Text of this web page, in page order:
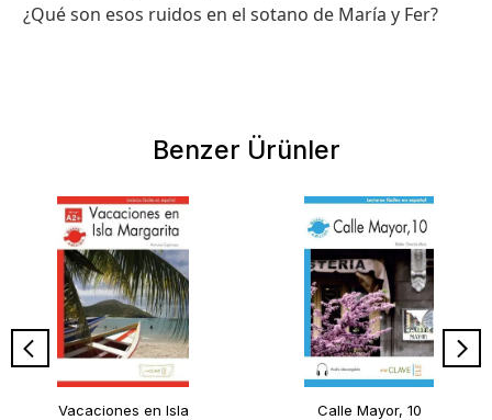
¿Qué son esos ruidos en el sotano de María y Fer?
Benzer Ürünler
Vacaciones en Isla
Calle Mayor, 10